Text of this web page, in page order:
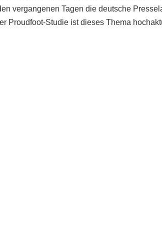
vergangenen Tagen die deutsche
Proudfoot-Studie ist dieses Thema